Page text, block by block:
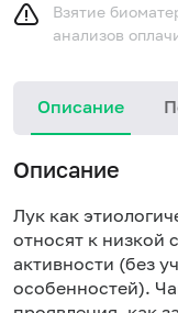
Взятие
анализов
Описание
Описание
Лук как
относят к низкой
активности (без
особенностей).